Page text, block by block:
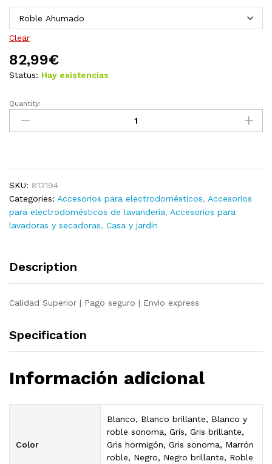
Clear
82,99€
Status: Hay existencias
Armario
lavadora
quantity
Quantity:
SKU: 813194
Categories: Accesorios para electrodomésticos, Accesorios
para electrodomésticos de lavandería, Accesorios para
lavadoras y secadoras, Casa y jardín
Description
Calidad Superior | Pago seguro | Envio express
Specification
Información adicional
Color
Blanco, Blanco brillante, Blanco y
roble sonoma, Gris, Gris brillante,
Gris hormigón, Gris sonoma, Marrón
roble, Negro, Negro brillante, Roble